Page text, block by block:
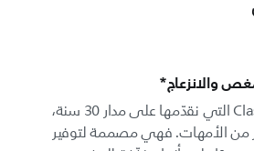
والانزعاج*
ما زالت تثق الأمهات برضّاعات Classic التي نقدّمها على مدار 30 سنة،
من الأمهات. فهي مصممة لتوفير